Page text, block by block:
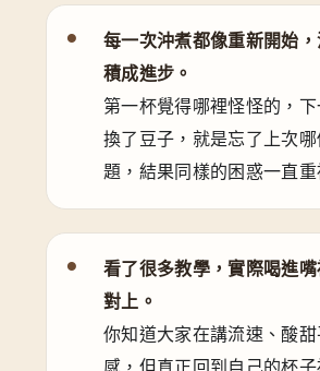
每一次沖煮都像重新開始
積成進步。
第一杯覺得哪裡怪怪的，
換了豆子，就是忘了上次哪
題，結果同樣的困惑一直重
看了很多教學，實際喝進
對上。
你知道大家在講流速、酸
感，但真正回到自己的杯